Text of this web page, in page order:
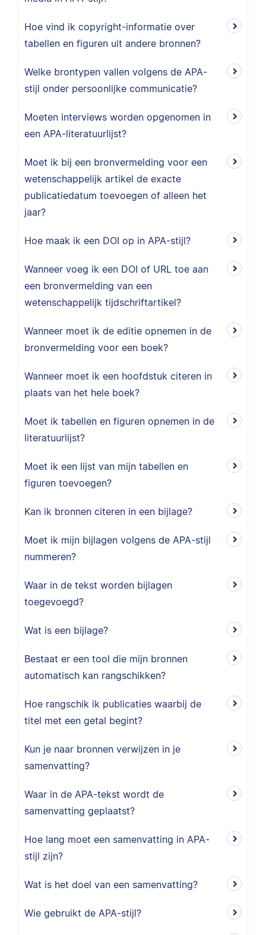
Hoe vind ik copyright-informatie over
tabellen en figuren uit andere bronnen?
Welke brontypen vallen volgens de APA-
stijl onder persoonlijke communicatie?
Moeten interviews worden opgenomen in
een APA-literatuurlijst?
Moet ik bij een bronvermelding voor een
wetenschappelijk artikel de exacte
publicatiedatum toevoegen of alleen het
jaar?
Hoe maak ik een DOI op in APA-stijl?
Wanneer voeg ik een DOI of URL toe aan
een bronvermelding van een
wetenschappelijk tijdschriftartikel?
Wanneer moet ik de editie opnemen in de
bronvermelding voor een boek?
Wanneer moet ik een hoofdstuk citeren in
plaats van het hele boek?
Moet ik tabellen en figuren opnemen in de
literatuurlijst?
Moet ik een lijst van mijn tabellen en
figuren toevoegen?
Kan ik bronnen citeren in een bijlage?
Moet ik mijn bijlagen volgens de APA-stijl
nummeren?
Waar in de tekst worden bijlagen
toegevoegd?
Wat is een bijlage?
Bestaat er een tool die mijn bronnen
automatisch kan rangschikken?
Hoe rangschik ik publicaties waarbij de
titel met een getal begint?
Kun je naar bronnen verwijzen in je
samenvatting?
Waar in de APA-tekst wordt de
samenvatting geplaatst?
Hoe lang moet een samenvatting in APA-
stijl zijn?
Wat is het doel van een samenvatting?
Wie gebruikt de APA-stijl?